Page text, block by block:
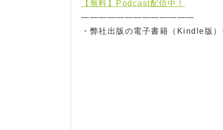
【無料】Podcast配信中！
—————————————
・弊社出版の電子書籍（Kindle版